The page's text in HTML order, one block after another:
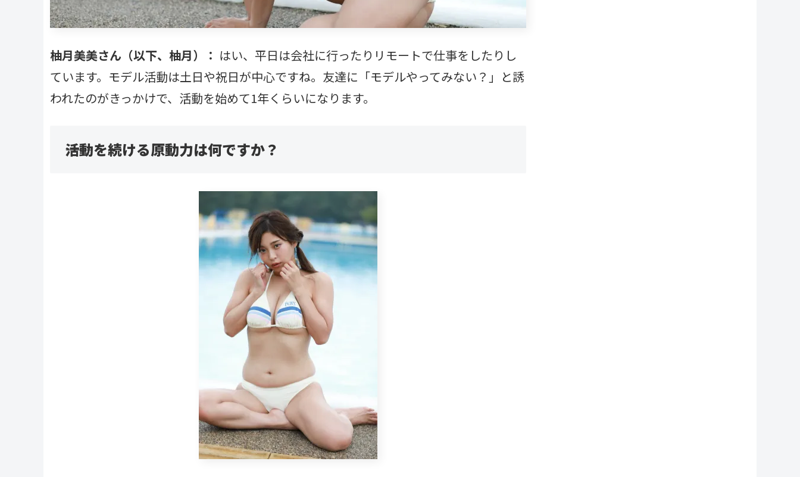
柚月美美さん（以下、柚月）： はい、平日は会社に行ったりリモートで仕事をしたりし
ています。モデル活動は土日や祝日が中心ですね。友達に「モデルやってみない？」と誘
われたのがきっかけで、活動を始めて1年くらいになります。
――活動を続ける原動力は何ですか？